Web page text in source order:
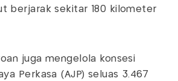
berjarak sekitar 180 kilometer
juga mengelola konsesi
Perkasa (AJP) seluas 3.467